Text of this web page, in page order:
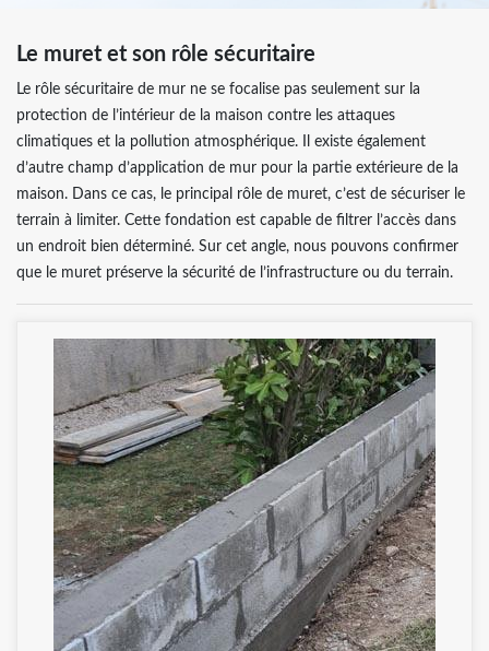
Le muret et son rôle sécuritaire
Le rôle sécuritaire de mur ne se focalise pas seulement sur la
protection de l’intérieur de la maison contre les attaques
climatiques et la pollution atmosphérique. Il existe également
d’autre champ d’application de mur pour la partie extérieure de la
maison. Dans ce cas, le principal rôle de muret, c’est de sécuriser le
terrain à limiter. Cette fondation est capable de filtrer l’accès dans
un endroit bien déterminé. Sur cet angle, nous pouvons confirmer
que le muret préserve la sécurité de l’infrastructure ou du terrain.